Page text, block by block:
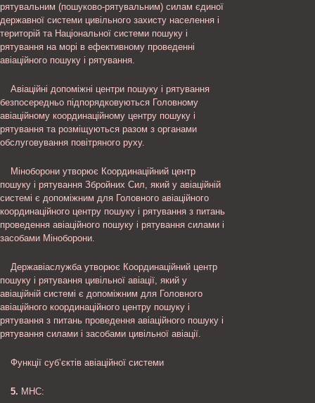
рятувальним (пошуково-рятувальним) силам єдиної
державної системи цивільного захисту населення і
територій та Національної системи пошуку і
рятування на морі в ефективному проведенні
авіаційного пошуку і рятування.
Авіаційні допоміжні центри пошуку і рятування
безпосередньо підпорядковуються Головному
авіаційному координаційному центру пошуку і
рятування та розміщуються разом з органами
обслуговування повітряного руху.
Міноборони утворює Координаційний центр
пошуку і рятування Збройних Сил, який у авіаційній
системі є допоміжним для Головного авіаційного
координаційного центру пошуку і рятування з питань
проведення авіаційного пошуку і рятування силами і
засобами Міноборони.
Державіаслужба утворює Координаційний центр
пошуку і рятування цивільної авіації, який у
авіаційній системі є допоміжним для Головного
авіаційного координаційного центру пошуку і
рятування з питань проведення авіаційного пошуку і
рятування силами і засобами цивільної авіації.
Функції суб’єктів авіаційної системи
5. МНС: